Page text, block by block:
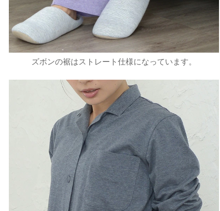
ズボンの裾はストレート仕様になっています。